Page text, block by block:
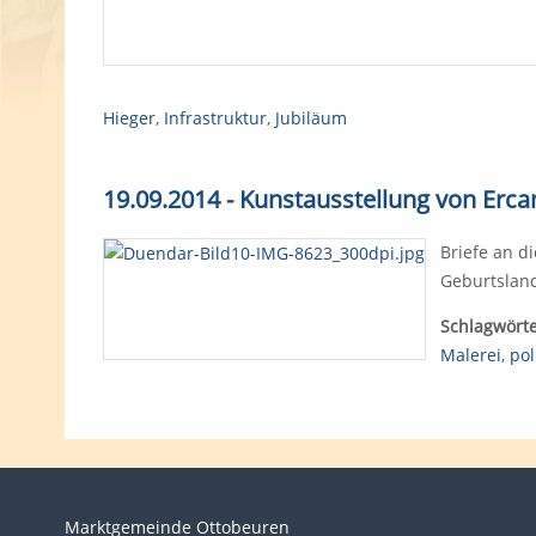
Hieger, Infrastruktur, Jubiläum
19.09.2014 - Kunstausstellung von
Briefe an
Malerei,
Marktgemeinde Ottobeuren